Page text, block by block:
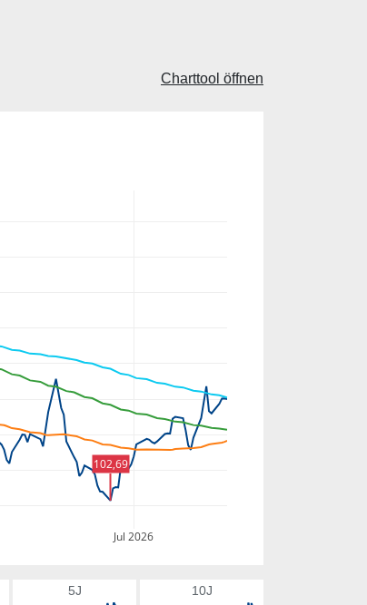
Charttool öffnen
Jul 2026
102,69
5J 10J